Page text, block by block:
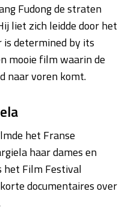
Fudong de straten
liet zich leidde door het
is determined by its
mooie film waarin de
naar voren komt.
het Franse
haar dames en
het Film Festival
documentaires over